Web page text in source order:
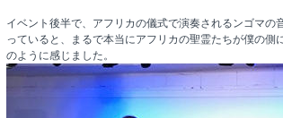
イベント後半で、アフリカの儀式で演奏されるンゴマの
っていると、まるで本当にアフリカの聖霊たちが僕の側
のように感じました。